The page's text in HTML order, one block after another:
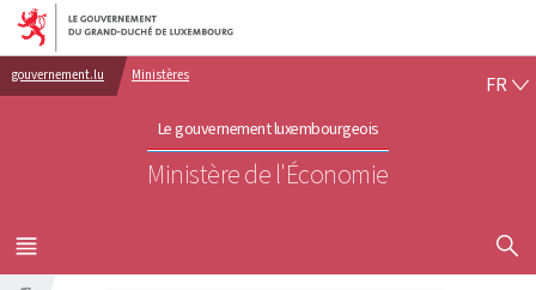
Aller au menu principal
Aller au contenu
gouvernement.lu Ministères
Le gouvernement luxembourgeois
Ministère de l'Économie
FR
MENU
PRINCIPAL